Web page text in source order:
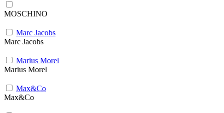
MOSCHINO
Marc Jacobs
Marc Jacobs
Marius Morel
Marius Morel
Max&Co
Max&Co